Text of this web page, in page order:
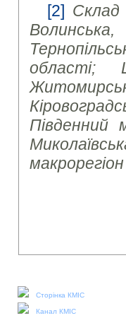
[2] Склад
Волинська,
області;
Південний
Сторінка КМІС
Канал КМІС